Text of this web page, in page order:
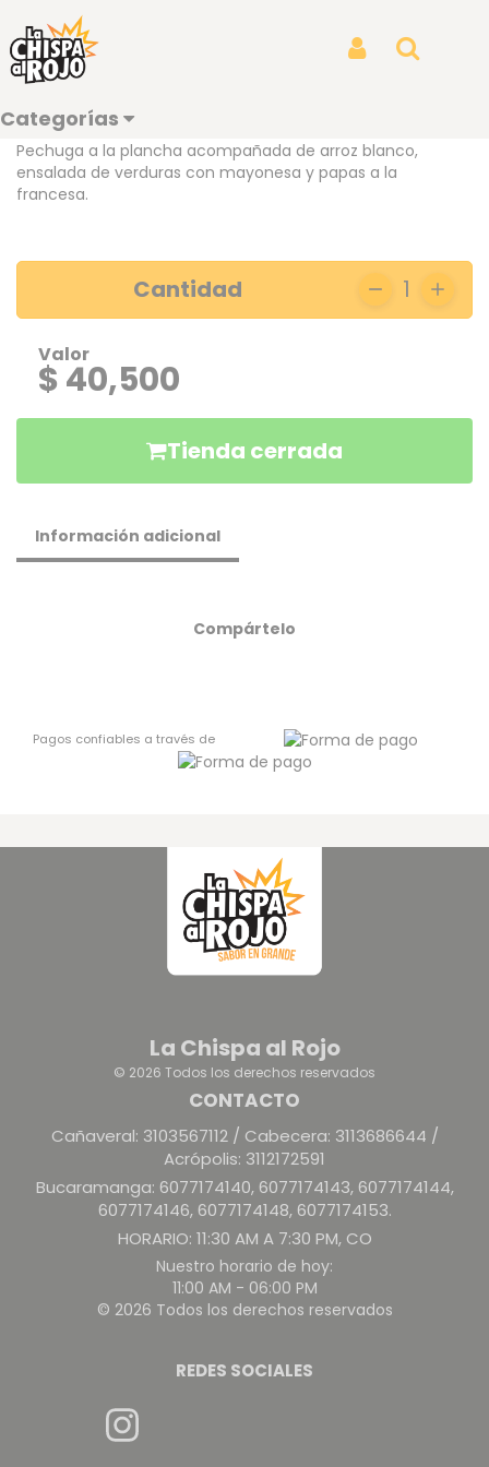
Categorías
Categorías
PECHUGA A LA PLANCHA
PECHUGA A LA PLANCHA
REF: 21
Pechuga a la plancha acompañada de arroz blanco,
ensalada de verduras con mayonesa y papas a la
francesa.
Cantidad 1
Valor
$ 40,500
Tienda cerrada
Información adicional
Compártelo
Pagos confiables a través de
La Chispa al Rojo
© 2026 Todos los derechos reservados
CONTACTO
Cañaveral: 3103567112 / Cabecera: 3113686644 /
Acrópolis: 3112172591
Bucaramanga: 6077174140, 6077174143, 6077174144,
6077174146, 6077174148, 6077174153.
HORARIO: 11:30 AM A 7:30 PM, CO
Nuestro horario de hoy:
11:00 AM - 06:00 PM
© 2026 Todos los derechos reservados
REDES SOCIALES